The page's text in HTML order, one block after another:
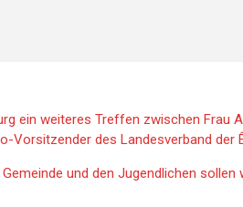
ein weiteres Treffen zwischen Frau
Vorsitzender des Landesverband der
und den Jugendlichen